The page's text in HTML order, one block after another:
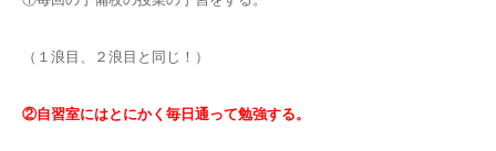
（１浪目、２浪目と同じ！）
②自習室にはとにかく毎日通って勉強する。